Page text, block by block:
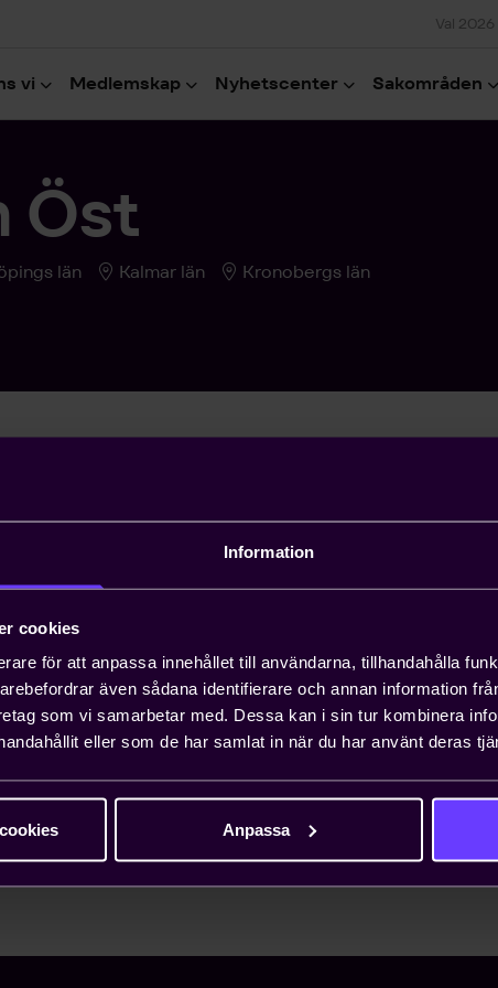
Information
cookies
för att anpassa innehållet till användarna, tillhandahålla
även sådana identifierare och annan information
som vi samarbetar med. Dessa kan i sin tur kombinera
eller som de har samlat in när du har använt deras
Anpassa
Val 2026
vi Medlemskap Nyhetscenter Sakområden
Öst
län Kalmar län
Kronobergs län